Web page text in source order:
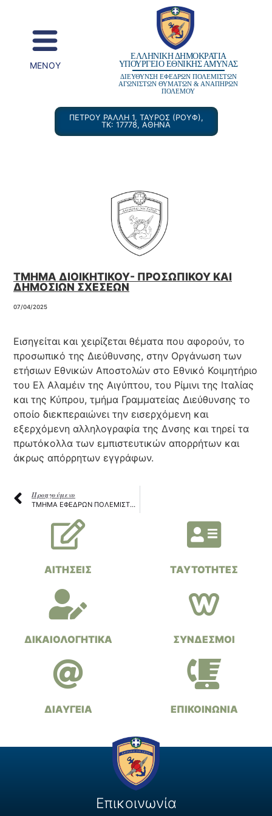
MENOY
ΕΛΛΗΝΙΚΗ ΔΗΜΟΚΡΑΤΙΑ
ΥΠΟΥΡΓΕΙΟ ΕΘΝΙΚΗΣ ΑΜΥΝΑΣ
ΔΙΕΥΘΥΝΣΗ ΕΦΕΔΡΩΝ ΠΟΛΕΜΙΣΤΩΝ
ΑΓΩΝΙΣΤΩΝ ΘΥΜΑΤΩΝ & ΑΝΑΠΗΡΩΝ
ΠΟΛΕΜΟΥ
ΠΕΤΡΟΥ ΡΑΛΛΗ 1, ΤΑΥΡΟΣ (ΡΟΥΦ),
ΤΚ: 17778, ΑΘΗΝΑ
ΤΜΗΜΑ ΔΙΟΙΚΗΤΙΚΟΥ- ΠΡΟΣΩΠΙΚΟΥ ΚΑΙ
ΔΗΜΟΣΙΩΝ ΣΧΕΣΕΩΝ
07/04/2025
Εισηγείται και χειρίζεται θέματα που αφορούν, το
προσωπικό της Διεύθυνσης, στην Οργάνωση των
ετήσιων Εθνικών Αποστολών στο Εθνικό Κοιμητήριο
του Ελ Αλαμέιν της Αιγύπτου, του Ρίμινι της Ιταλίας
και της Κύπρου, τμήμα Γραμματείας Διεύθυνσης το
οποίο διεκπεραιώνει την εισερχόμενη και
εξερχόμενη αλληλογραφία της Δνσης και τηρεί τα
πρωτόκολλα των εμπιστευτικών απορρήτων και
άκρως απόρρητων εγγράφων.
Προηγούμενο
ΤΜΗΜΑ ΕΦΕΔΡΩΝ ΠΟΛΕΜΙΣΤΩΝ – ΕΦΕΔΡΩΝ ΑΞΙΩΜΑΤΙΚΩΝ & NCR
ΑΙΤΗΣΕΙΣ
ΔΙΚΑΙΟΛΟΓΗΤΙΚΑ
ΔΙΑΥΓΕΙΑ
ΤΑΥΤΟΤΗΤΕΣ
ΣΥΝΔΕΣΜΟΙ
ΕΠΙΚΟΙΝΩΝΙΑ
Επικοινωνία